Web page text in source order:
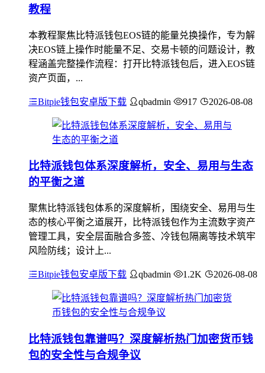
教程
本教程聚焦比特派钱包EOS链的能量兑换操作，专为解
决EOS链上操作时能量不足、交易卡顿的问题设计，教
程涵盖完整操作流程：打开比特派钱包后，进入EOS链
资产页面，...
Bitpie钱包安卓版下载 qbadmin 917 2026-08-08
比特派钱包体系深度解析，安全、易用与生态
的平衡之道
聚焦比特派钱包体系的深度解析，围绕安全、易用与生
态的核心平衡之道展开，比特派钱包作为主流数字资产
管理工具，安全层面融合多签、冷钱包隔离等技术筑牢
风险防线；设计上...
Bitpie钱包安卓版下载 qbadmin 1.2K 2026-08-08
比特派钱包靠谱吗？深度解析热门加密货币钱
包的安全性与合规争议